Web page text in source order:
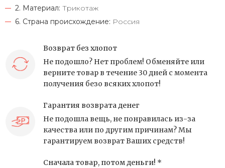
2. Материал: Трикотаж
6. Страна происхождение: Россия
Возврат без хлопот
Не подошло? Нет проблем! Обменяйте или
верните товар в течение 30 дней с момента
получения безо всяких хлопот!
Гарантия возврата денег
Не подошла вещь, не понравилась из-за
качества или по другим причинам? Мы
гарантируем возврат Ваших средств!
Сначала товар, потом деньги! *